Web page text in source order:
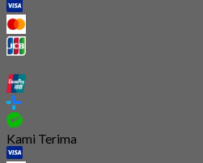
Kami Terima